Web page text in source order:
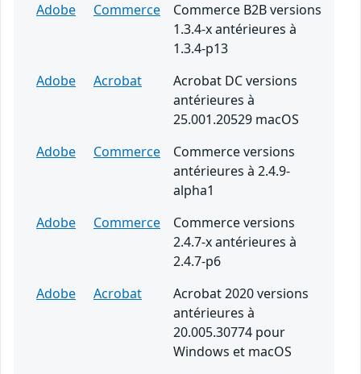
Adobe
Commerce
Commerce B2B versions
1.3.4-x antérieures à
1.3.4-p13
Adobe
Acrobat
Acrobat DC versions
antérieures à
25.001.20529 macOS
Adobe
Commerce
Commerce versions
antérieures à 2.4.9-
alpha1
Adobe
Commerce
Commerce versions
2.4.7-x antérieures à
2.4.7-p6
Adobe
Acrobat
Acrobat 2020 versions
antérieures à
20.005.30774 pour
Windows et macOS